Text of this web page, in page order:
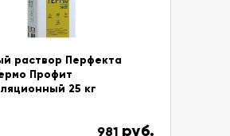
раствор Перфекта
Профит
25 кг
981 руб.